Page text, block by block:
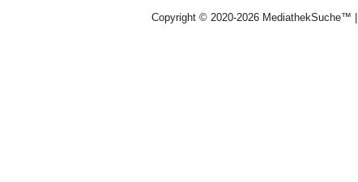
Copyright © 2020-2026 MediathekSuche™ |